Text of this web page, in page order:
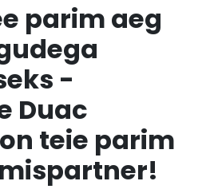
parim aeg
-
Duac
teie parim